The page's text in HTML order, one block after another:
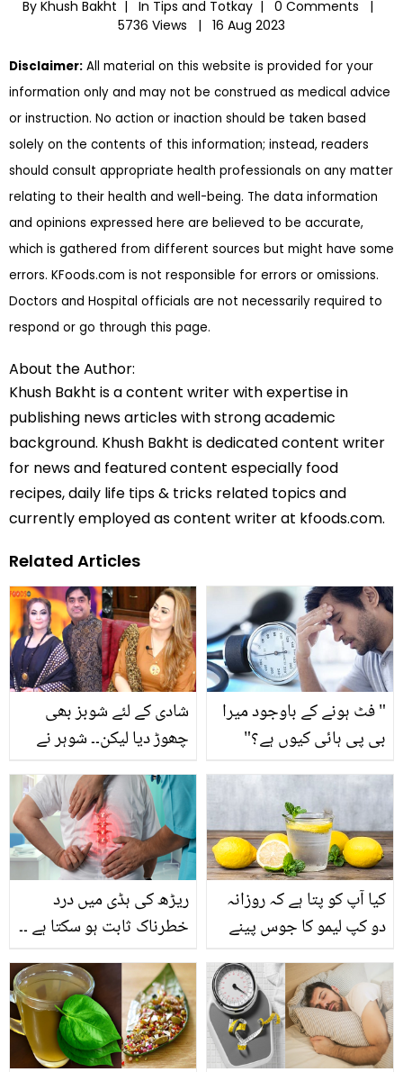
By Khush Bakht | In Tips and Totkay |
0 Comments |
5736 Views |
16 Aug 2023
Disclaimer: All material on this website is provided for your
information only and may not be construed as medical advice
or instruction. No action or inaction should be taken based
solely on the contents of this information; instead, readers
should consult appropriate health professionals on any matter
relating to their health and well-being. The data information
and opinions expressed here are believed to be accurate,
which is gathered from different sources but might have some
errors. KFoods.com is not responsible for errors or omissions.
Doctors and Hospital officials are not necessarily required to
respond or go through this page.
About the Author:
Khush Bakht is a content writer with expertise in
publishing news articles with strong academic
background. Khush Bakht is dedicated content writer
for news and featured content especially food
recipes, daily life tips & tricks related topics and
currently employed as content writer at kfoods.com.
Related Articles
شادی کے لئے شوبز بھی
چھوڑ دیا لیکن۔۔ شوہر نے
کیا؟
" فٹ ہونے کے باوجود میرا
بی پی ہائی کیوں ہے؟"
صحت مند افراد ہائی بلڈ
پریشر کا شکار کیوں ہوتے
ہیں؟
ریڑھ کی ہڈی میں درد
خطرناک ثابت ہو سکتا ہے ۔۔
درد کو دور کرنے کے لئے
بہترین گھریلو نسخے
کیا آپ کو پتا ہے کہ روزانہ
دو کپ لیمو کا جوس پینے
شخصیت پر کیا اثرات
مرتب ہوتے ہیں ؟؟ نہیں تو
چلے ہم آپ کو بتاتے ہیں۔